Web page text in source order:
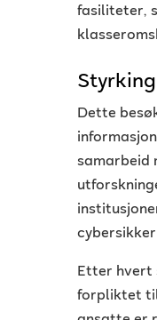
fasiliteter,
Dette
samarbeid
Etter hvert
forpliktet